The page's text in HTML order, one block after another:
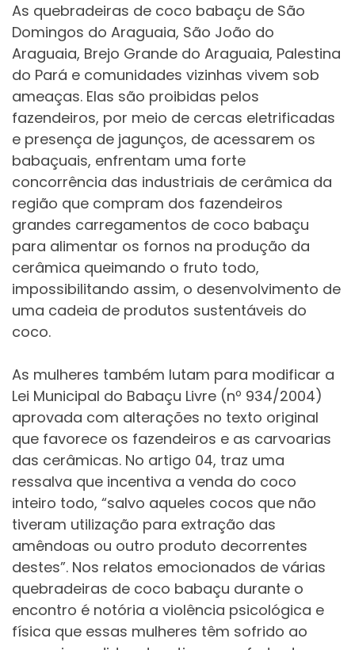
As quebradeiras de coco babaçu de São
Domingos do Araguaia, São João do
Araguaia, Brejo Grande do Araguaia, Palestina
do Pará e comunidades vizinhas vivem sob
ameaças. Elas são proibidas pelos
fazendeiros, por meio de cercas eletrificadas
e presença de jagunços, de acessarem os
babaçuais, enfrentam uma forte
concorrência das industriais de cerâmica da
região que compram dos fazendeiros
grandes carregamentos de coco babaçu
para alimentar os fornos na produção da
cerâmica queimando o fruto todo,
impossibilitando assim, o desenvolvimento de
uma cadeia de produtos sustentáveis do
coco.
As mulheres também lutam para modificar a
Lei Municipal do Babaçu Livre (nº 934/2004)
aprovada com alterações no texto original
que favorece os fazendeiros e as carvoarias
das cerâmicas. No artigo 04, traz uma
ressalva que incentiva a venda do coco
inteiro todo, “salvo aqueles cocos que não
tiveram utilização para extração das
amêndoas ou outro produto decorrentes
destes”. Nos relatos emocionados de várias
quebradeiras de coco babaçu durante o
encontro é notória a violência psicológica e
física que essas mulheres têm sofrido ao